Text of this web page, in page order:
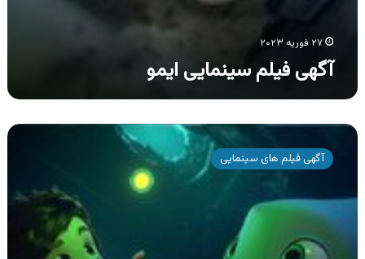
۲۷ فوریه ۲۰۲۳
آگهی فیلم سینمایی ایمو
آگهی
سینمایی
دلفینی
آگهی فیلم های سینمایی